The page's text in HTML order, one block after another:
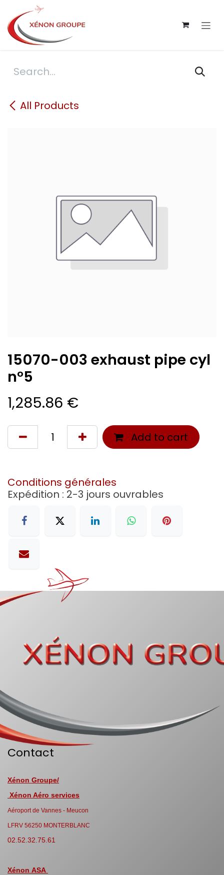
Skip to Content
All Products
15070-003 exhaust pipe cyl
n°5
1,285.86 €
Add to cart
Conditions générales
Expédition : 2-3 jours ouvrables
Contact
Xénon Groupe/
Xénon Aéro services
Aéroport de Vannes - Meucon
LFRV 56250 MONTERBLANC
02.52.32.75.61
Xénon ASA